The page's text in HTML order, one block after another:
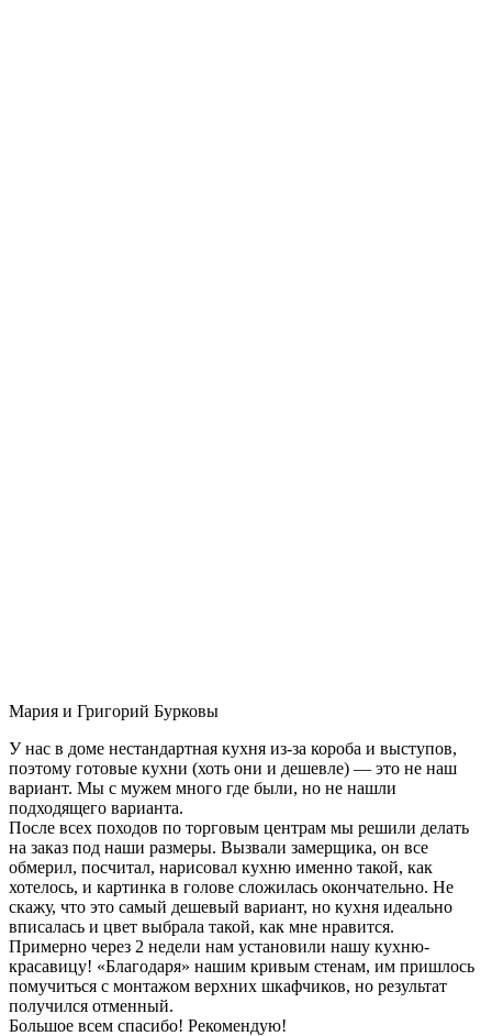
Мария и Григорий Бурковы
У нас в доме нестандартная кухня из-за короба и выступов,
поэтому готовые кухни (хоть они и дешевле) — это не наш
вариант. Мы с мужем много где были, но не нашли
подходящего варианта.
После всех походов по торговым центрам мы решили делать
на заказ под наши размеры. Вызвали замерщика, он все
обмерил, посчитал, нарисовал кухню именно такой, как
хотелось, и картинка в голове сложилась окончательно. Не
скажу, что это самый дешевый вариант, но кухня идеально
вписалась и цвет выбрала такой, как мне нравится.
Примерно через 2 недели нам установили нашу кухню-
красавицу! «Благодаря» нашим кривым стенам, им пришлось
помучиться с монтажом верхних шкафчиков, но результат
получился отменный.
Большое всем спасибо! Рекомендую!